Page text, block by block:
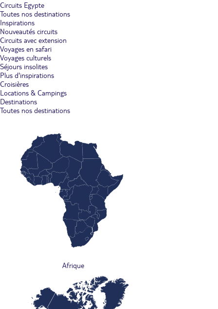
Circuits Egypte
Toutes nos destinations
Inspirations
Nouveautés circuits
Circuits avec extension
Voyages en safari
Voyages culturels
Séjours insolites
Plus d'inspirations
Croisières
Locations & Campings
Destinations
Toutes nos destinations
Afrique